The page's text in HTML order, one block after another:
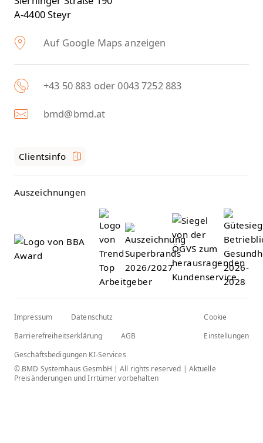
A-4400 Steyr
Auf Google Maps anzeigen
+43 50 883 oder 0043 7252 883
bmd@bmd.at
Clientsinfo
Auszeichnungen
Impressum
Datenschutz
Barrierefreiheitserklärung
AGB
Geschäftsbedigungen KI-Services
Cookie
Einstellungen
© BMD Systemhaus GesmbH | All rights reserved | Aktuelle
Preisänderungen und Irrtümer vorbehalten